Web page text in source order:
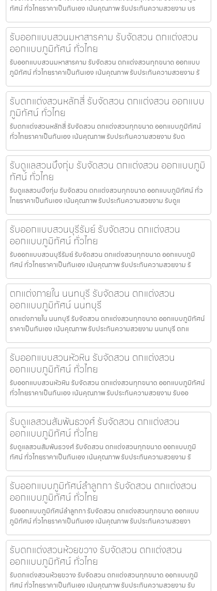
ทัศน์ ทั่วไทยราคาเป็นกันเอง เน้นคุณภาพ รับประกันความสวยงาม บร
รับออกแบบสวนมหาสารคาม รับจัดสวน ตกแต่งสวน
ออกแบบภูมิทัศน์ ทั่วไทย
รับออกแบบสวนมหาสารคาม รับจัดสวน ตกแต่งสวนทุกขนาด ออกแบบ
ภูมิทัศน์ ทั่วไทยราคาเป็นกันเอง เน้นคุณภาพ รับประกันความสวยงาม รั
รับตกแต่งสวนหลักสี่ รับจัดสวน ตกแต่งสวน ออกแบบ
ภูมิทัศน์ ทั่วไทย
รับตกแต่งสวนหลักสี่ รับจัดสวน ตกแต่งสวนทุกขนาด ออกแบบภูมิทัศน์
ทั่วไทยราคาเป็นกันเอง เน้นคุณภาพ รับประกันความสวยงาม รับต
รับดูแลสวนบึงกุ่ม รับจัดสวน ตกแต่งสวน ออกแบบภูมิ
ทัศน์ ทั่วไทย
รับดูแลสวนบึงกุ่ม รับจัดสวน ตกแต่งสวนทุกขนาด ออกแบบภูมิทัศน์ ทั่ว
ไทยราคาเป็นกันเอง เน้นคุณภาพ รับประกันความสวยงาม รับดูแ
รับออกแบบสวนบุรีรัมย์ รับจัดสวน ตกแต่งสวน
ออกแบบภูมิทัศน์ ทั่วไทย
รับออกแบบสวนบุรีรัมย์ รับจัดสวน ตกแต่งสวนทุกขนาด ออกแบบภูมิ
ทัศน์ ทั่วไทยราคาเป็นกันเอง เน้นคุณภาพ รับประกันความสวยงาม รั
ตกแต่งภายใน นนทบุรี รับจัดสวน ตกแต่งสวน
ออกแบบภูมิทัศน์ นนทบุรี
ตกแต่งภายใน นนทบุรี รับจัดสวน ตกแต่งสวนทุกขนาด ออกแบบภูมิทัศน์
ราคาเป็นกันเอง เน้นคุณภาพ รับประกันความสวยงาม นนทบุรี ตกแ
รับออกแบบสวนหัวหิน รับจัดสวน ตกแต่งสวน
ออกแบบภูมิทัศน์ ทั่วไทย
รับออกแบบสวนหัวหิน รับจัดสวน ตกแต่งสวนทุกขนาด ออกแบบภูมิทัศน์
ทั่วไทยราคาเป็นกันเอง เน้นคุณภาพ รับประกันความสวยงาม รับออ
รับดูแลสวนสัมพันธวงศ์ รับจัดสวน ตกแต่งสวน
ออกแบบภูมิทัศน์ ทั่วไทย
รับดูแลสวนสัมพันธวงศ์ รับจัดสวน ตกแต่งสวนทุกขนาด ออกแบบภูมิ
ทัศน์ ทั่วไทยราคาเป็นกันเอง เน้นคุณภาพ รับประกันความสวยงาม รั
รับออกแบบภูมิทัศน์ลำลูกกา รับจัดสวน ตกแต่งสวน
ออกแบบภูมิทัศน์ ทั่วไทย
รับออกแบบภูมิทัศน์ลำลูกกา รับจัดสวน ตกแต่งสวนทุกขนาด ออกแบบ
ภูมิทัศน์ ทั่วไทยราคาเป็นกันเอง เน้นคุณภาพ รับประกันความสวยงา
รับตกแต่งสวนห้วยขวาง รับจัดสวน ตกแต่งสวน
ออกแบบภูมิทัศน์ ทั่วไทย
รับตกแต่งสวนห้วยขวาง รับจัดสวน ตกแต่งสวนทุกขนาด ออกแบบภูมิ
ทัศน์ ทั่วไทยราคาเป็นกันเอง เน้นคุณภาพ รับประกันความสวยงาม รับ